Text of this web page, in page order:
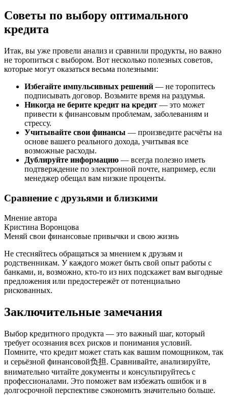
Советы по выбору оптимального
кредита
Итак, вы уже провели анализ и сравнили продукты, но важно
не торопиться с выбором. Вот несколько полезных советов,
которые могут оказаться весьма полезными:
Избегайте импульсивных решений — не торопитесь
подписывать договор. Возьмите время на раздумья.
Никогда не берите кредит на кредит — это может
привести к финансовым проблемам, заболеваниям и
стрессу.
Учитывайте свои финансы — произведите расчёты на
основе вашего реального дохода, учитывая все
возможные расходы.
Дублируйте информацию — всегда полезно иметь
подтверждение по электронной почте, например, если
менеджер обещал вам низкие проценты.
Сравнение с друзьями и близкими
Мнение автора
Кристина Воронцова
Меняй свои финансовые привычки и свою жизнь
Не стесняйтесь обращаться за мнением к друзьям и
родственникам. У каждого может быть свой опыт работы с
банками, и, возможно, кто-то из них подскажет вам выгодные
предложения или предостережёт от потенциально
рискованных.
Заключительные замечания
Выбор кредитного продукта — это важный шаг, который
требует осознания всех рисков и понимания условий.
Помните, что кредит может стать как вашим помощником, так
и серьёзной финансовой负担. Сравнивайте, анализируйте,
внимательно читайте документы и консультируйтесь с
профессионалами. Это поможет вам избежать ошибок и в
долгосрочной перспективе сэкономить значительно больше.